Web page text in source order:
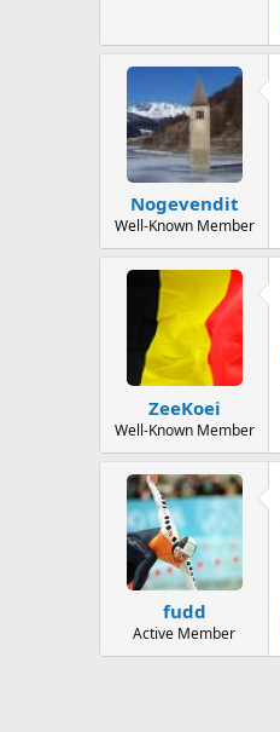
Nogevendit
Well-Known Member
ZeeKoei
Well-Known Member
fudd
Active Member